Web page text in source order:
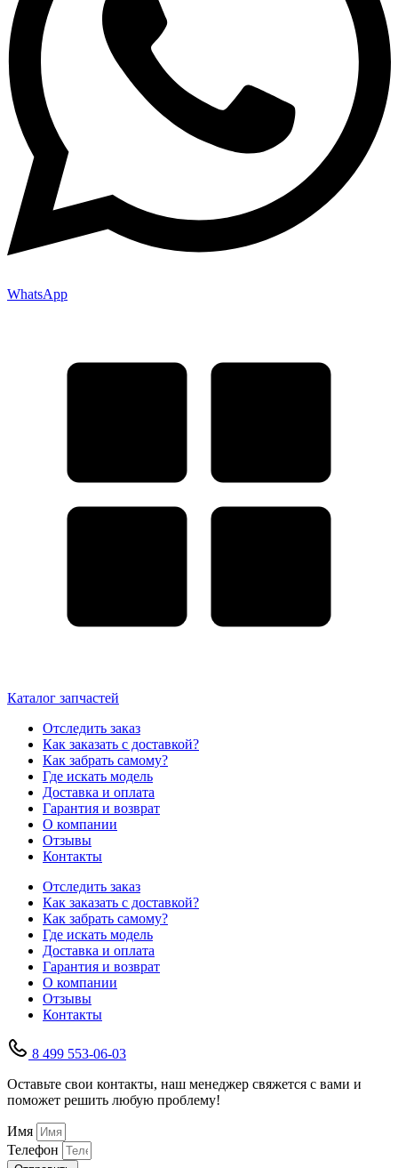
WhatsApp
Каталог запчастей
Отследить заказ
Как заказать с доставкой?
Как забрать самому?
Где искать модель
Доставка и оплата
Гарантия и возврат
О компании
Отзывы
Контакты
Отследить заказ
Как заказать с доставкой?
Как забрать самому?
Где искать модель
Доставка и оплата
Гарантия и возврат
О компании
Отзывы
Контакты
8 499 553-06-03
Оставьте свои контакты, наш менеджер свяжется с вами и
поможет решить любую проблему!
Имя
Телефон